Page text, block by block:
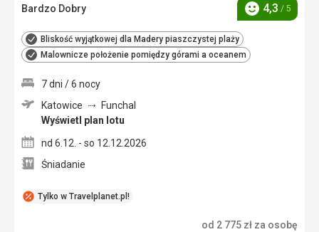
Bardzo Dobry
Ocena
4,3 / 5
Bliskość wyjątkowej dla Madery piaszczystej plaży
Malownicze położenie pomiędzy górami a oceanem
Tylko w Travelplanet.pl!
7 dni / 6 nocy
Katowice
Funchal
Wyświetl plan lotu
nd 6.12. - so 12.12.2026
Śniadanie
od 2 775 zł za osobę